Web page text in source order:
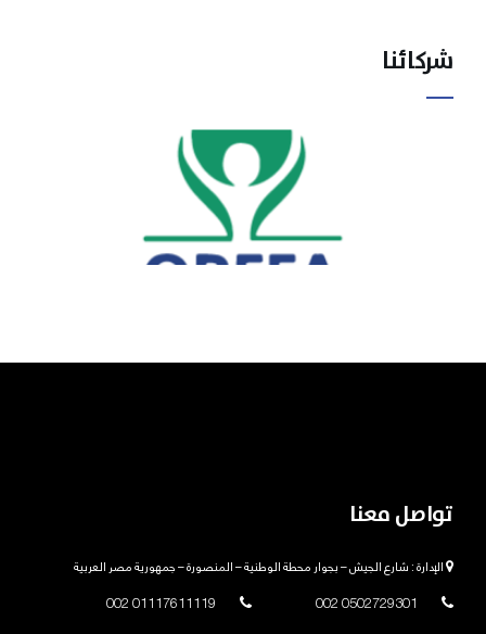
شركائنا
تواصل معنا
الإدارة : شارع الجيش – بجوار محطة الوطنية – المنصورة – جمهورية مصر العربية